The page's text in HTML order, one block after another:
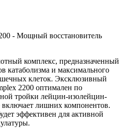
- Мощный восстановитель
комплекс, предназначенный
катаболизма и максимального
клеток. Эксклюзивный
2200 оптимален по
тройки лейцин-изолейцин-
лишних компонентов.
эффективен для активной